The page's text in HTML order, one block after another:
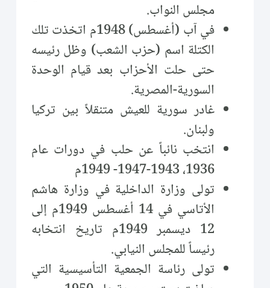
مجلس النواب.
في آب (أغسطس) 1948م اتخذت تلك
الكتلة اسم (حزب الشعب) وظل رئيسه
حتى حلت الأحزاب بعد قيام الوحدة
السورية-المصرية.
غادر سورية للعيش متنقلاً بين تركيا
ولبنان.
انتخب نائباً عن حلب في دورات عام
1936، 1943-1947- 1949م
تولى وزارة الداخلية في وزارة هاشم
الأتاسي في 14 أغسطس 1949م إلى
12 ديسمبر 1949م تاريخ انتخابه
رئيساً للمجلس النيابي.
تولى رئاسة الجمعية التأسيسية التي